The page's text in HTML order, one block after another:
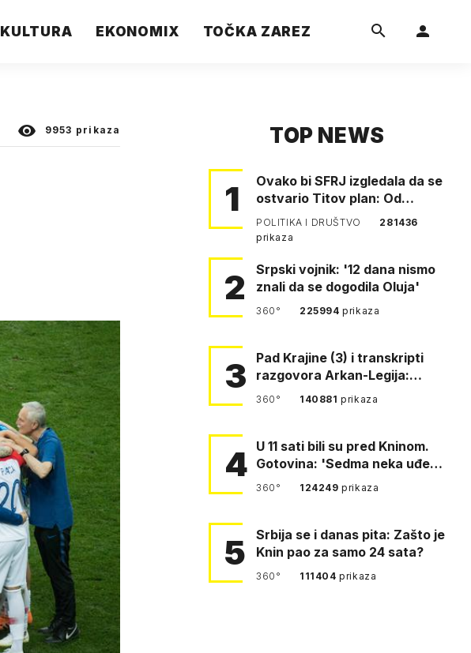
KULTURA EKONOMIX TOČKA ZAREZ
9953 prikaza TOP NEWS
1
Ovako bi SFRJ izgledala da se
ostvario Titov plan: Od
Klagenfurta do Istanbula!
POLITIKA I DRUŠTVO
281436
prikaza
2
Srpski vojnik: '12 dana nismo
znali da se dogodila Oluja'
360° 225994prikaza
3
Pad Krajine (3) i transkripti
razgovora Arkan-Legija:
'Čujem, prelazite ustašam…
360° 140881prikaza
4 U 11 sati bili su pred Kninom.
Gotovina: 'Sedma neka uđe,
4. gardijska neka g…
360° 124249prikaza
5
Srbija se i danas pita: Zašto je
Knin pao za samo 24 sata?
360° 111404prikaza